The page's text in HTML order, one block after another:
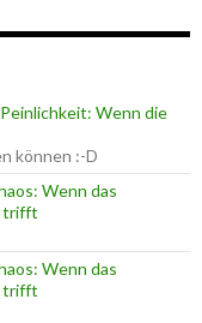
Wenn die
können :-D
Wenn das
trifft
Wenn das
trifft